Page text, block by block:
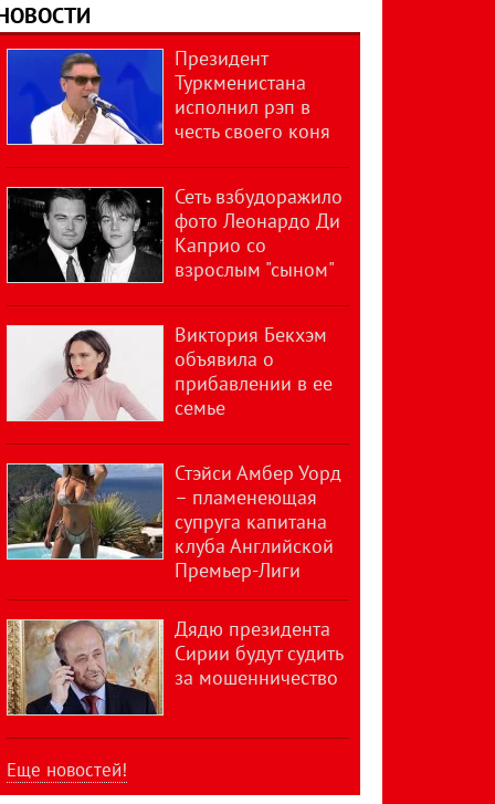
Президент
Туркменистана
исполнил рэп в
честь своего коня
Сеть взбудоражило
фото Леонардо Ди
Каприо со
взрослым "сыном"
Виктория Бекхэм
объявила о
прибавлении в ее
семье
Стэйси Амбер Уорд
– пламенеющая
супруга капитана
клуба Английской
Премьер-Лиги
Дядю президента
Сирии будут судить
за мошенничество
Еще новостей!